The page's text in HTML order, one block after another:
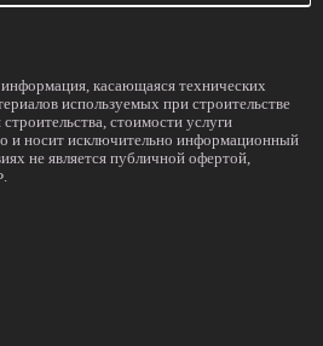
касающаяся технических
используемых при строительстве
стоимости услуги
и носит исключительно информационный
не является публичной офертой,